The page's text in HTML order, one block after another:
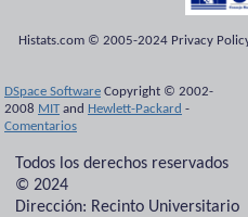
Histats.com © 2005-2024 Privacy
DSpace Software Copyright © 2002-
2008 MITand Hewlett-Packard -
Comentarios
Todos los derechos reservados
© 2024
Dirección: Recinto Universitario